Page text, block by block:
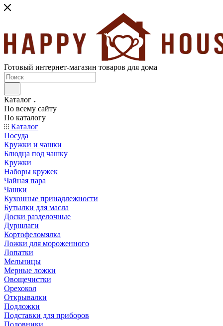
Готовый интернет-магазин товаров для дома
Каталог
По всему сайту
По каталогу
Каталог
Посуда
Кружки и чашки
Блюдца под чашку
Кружки
Наборы кружек
Чайная пара
Чашки
Кухонные принадлежности
Бутылки для масла
Доски разделочные
Дуршлаги
Кортофеломялка
Ложки для мороженного
Лопатки
Мельницы
Мерные ложки
Овощечистки
Орехокол
Открывалки
Подложки
Подставки для приборов
Половники